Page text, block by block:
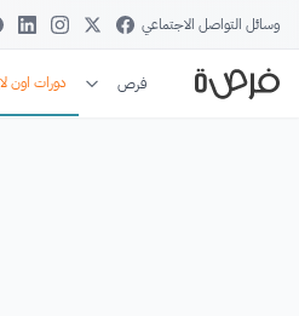
وسائل التواصل الاجتماعي
فرص دورات اون